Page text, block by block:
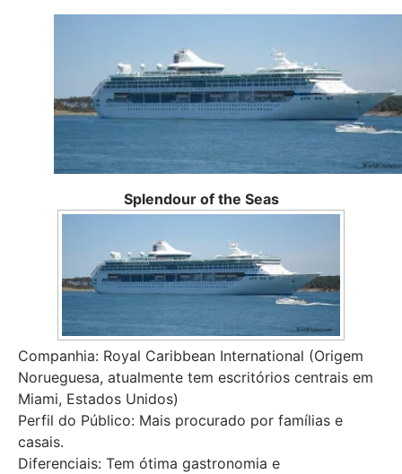
Splendour of the Seas
Companhia: Royal Caribbean International (Origem
Norueguesa, atualmente tem escritórios centrais em
Miami, Estados Unidos)
Perfil do Público: Mais procurado por famílias e
casais.
Diferenciais: Tem ótima gastronomia e